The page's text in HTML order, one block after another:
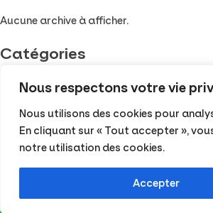
Nous respectons votre vie
Nous utilisons des cookies pour
En cliquant sur « Tout accepter »,
notre utilisation des cookies.
Accepter
Aucune archive à afficher.
Catégories
Aucune catégorie
Tous droits réservés - ©